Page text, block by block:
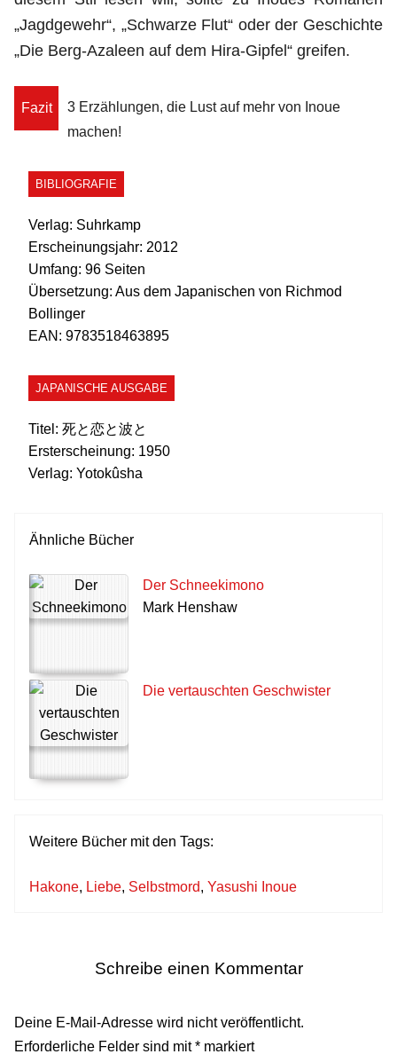
„Jagdgewehr“, „Schwarze Flut“ oder der Geschichte
„Die Berg-Azaleen auf dem Hira-Gipfel“ greifen.
Fazit
3 Erzählungen, die Lust auf mehr von Inoue
machen!
BIBLIOGRAFIE
Verlag: Suhrkamp
Erscheinungsjahr: 2012
Umfang: 96 Seiten
Übersetzung: Aus dem Japanischen von Richmod
Bollinger
EAN: 9783518463895
JAPANISCHE AUSGABE
Titel: 死と恋と波と
Ersterscheinung: 1950
Verlag: Yotokûsha
Ähnliche Bücher
Der Schneekimono
Mark Henshaw
Die vertauschten Geschwister
Weitere Bücher mit den Tags:
Hakone, Liebe, Selbstmord, Yasushi Inoue
Schreibe einen Kommentar
Deine E-Mail-Adresse wird nicht veröffentlicht.
Erforderliche Felder sind mit* markiert